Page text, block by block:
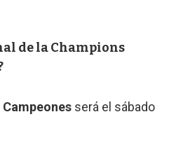
de la Champions
será el sábado